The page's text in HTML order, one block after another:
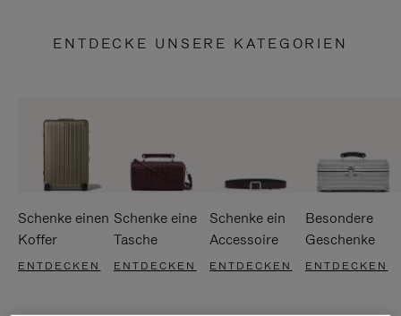
ENTDECKE UNSERE KATEGORIEN
Schenke einen
Koffer
ENTDECKEN
Schenke eine
Tasche
ENTDECKEN
Schenke ein
Accessoire
ENTDECKEN
Besondere
Geschenke
ENTDECKEN